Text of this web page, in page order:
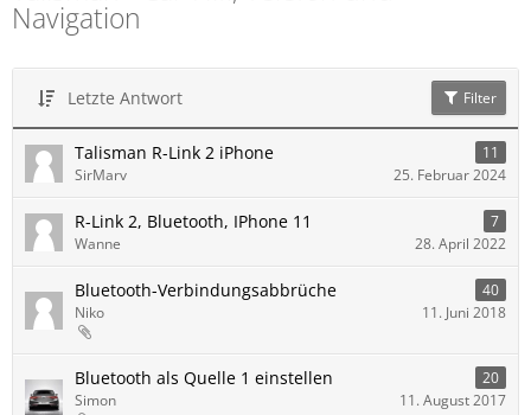
Navigation
Letzte Antwort Filter
Talisman R-Link 2 iPhone
11
SirMarv
25. Februar 2024
R-Link 2, Bluetooth, IPhone 11
7
Wanne
28. April 2022
Bluetooth-Verbindungsabbrüche
40
Niko
11. Juni 2018
Bluetooth als Quelle 1 einstellen
20
Simon
11. August 2017